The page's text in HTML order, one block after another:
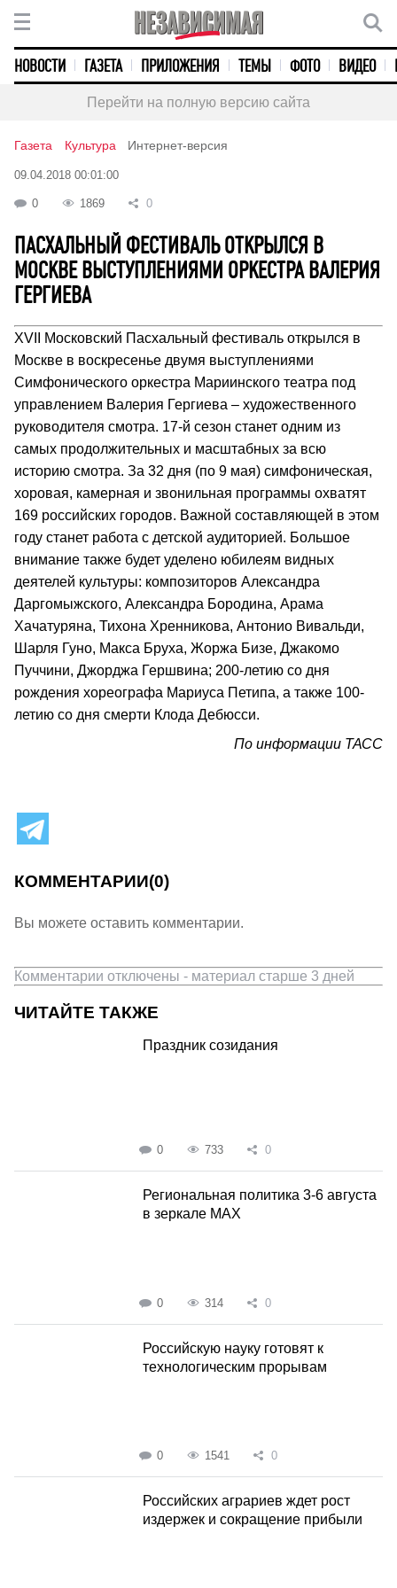
НОВОСТИ ГАЗЕТА ПРИЛОЖЕНИЯ ТЕМЫ ФОТО ВИДЕО
Перейти на полную версию сайта
Газета Культура Интернет-версия
09.04.2018 00:01:00
0 1869 0
ПАСХАЛЬНЫЙ ФЕСТИВАЛЬ ОТКРЫЛСЯ В
МОСКВЕ ВЫСТУПЛЕНИЯМИ ОРКЕСТРА ВАЛЕРИЯ
ГЕРГИЕВА
XVII Московский Пасхальный фестиваль открылся в
Москве в воскресенье двумя выступлениями
Симфонического оркестра Мариинского театра под
управлением Валерия Гергиева – художественного
руководителя смотра. 17-й сезон станет одним из
самых продолжительных и масштабных за всю
историю смотра. За 32 дня (по 9 мая) симфоническая,
хоровая, камерная и звонильная программы охватят
169 российских городов. Важной составляющей в этом
году станет работа с детской аудиторией. Большое
внимание также будет уделено юбилеям видных
деятелей культуры: композиторов Александра
Даргомыжского, Александра Бородина, Арама
Хачатуряна, Тихона Хренникова, Антонио Вивальди,
Шарля Гуно, Макса Бруха, Жоржа Бизе, Джакомо
Пуччини, Джорджа Гершвина; 200-летию со дня
рождения хореографа Мариуса Петипа, а также 100-
летию со дня смерти Клода Дебюсси.
По информации ТАСС
КОММЕНТАРИИ(0)
Вы можете оставить комментарии.
Комментарии отключены - материал старше 3 дней
ЧИТАЙТЕ ТАКЖЕ
Праздник созидания
0 733 0
Региональная политика 3-6 августа
в зеркале MAX
0 314 0
Российскую науку готовят к
технологическим прорывам
0 1541 0
Российских аграриев ждет рост
издержек и сокращение прибыли